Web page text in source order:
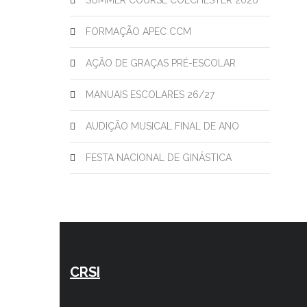
FORMAÇÃO APEC CCM
AÇÃO DE GRAÇAS PRÉ-ESCOLAR
MANUAIS ESCOLARES 26/27
AUDIÇÃO MUSICAL FINAL DE ANO
FESTA NACIONAL DE GINÁSTICA
CRSI